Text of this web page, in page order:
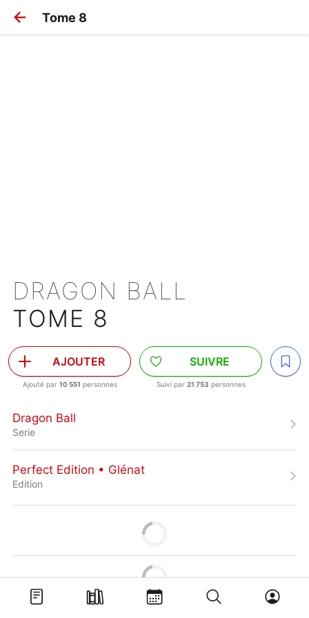
Tome 8
DRAGON BALL
TOME 8
AJOUTER
Ajouté par 10 551 personnes
SUIVRE
Suivi par 21 753 personnes
Dragon Ball
Serie
Perfect Edition • Glénat
Edition